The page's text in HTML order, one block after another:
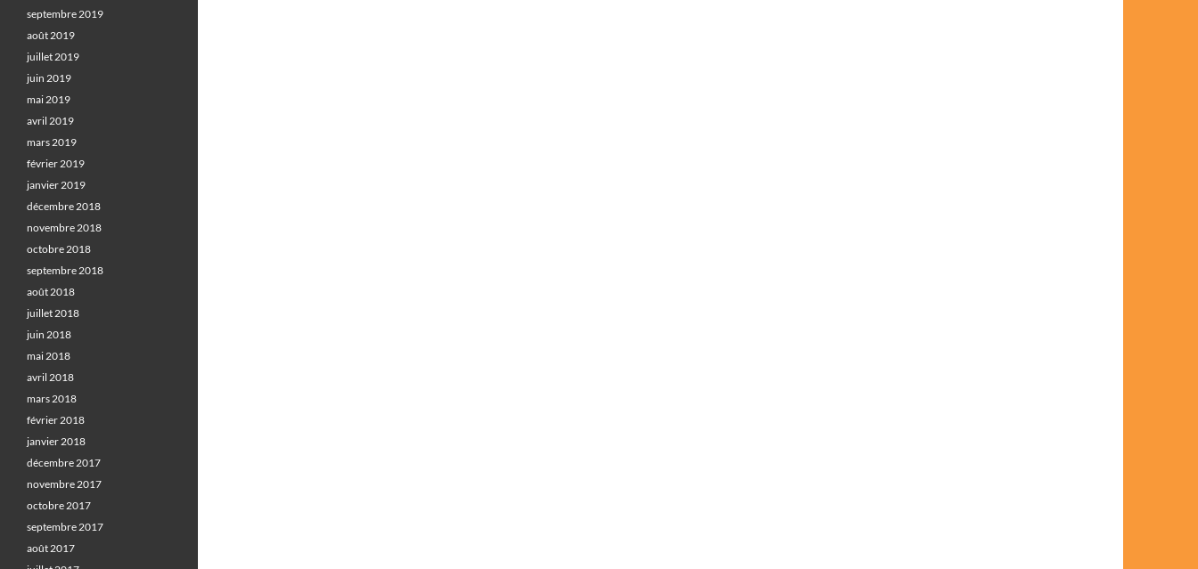
septembre 2019
août 2019
juillet 2019
juin 2019
mai 2019
avril 2019
mars 2019
février 2019
janvier 2019
décembre 2018
novembre 2018
octobre 2018
septembre 2018
août 2018
juillet 2018
juin 2018
mai 2018
avril 2018
mars 2018
février 2018
janvier 2018
décembre 2017
novembre 2017
octobre 2017
septembre 2017
août 2017